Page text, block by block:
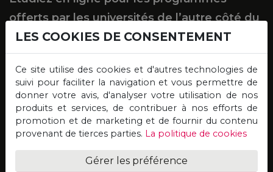
offerts par les universités de l’autre côté du
globe et obtenez des diplômes de valeur,
de crédibilité et de reconnaissance égales !
01
Remplissez le formulaire de
demande de bourse d’études
Remplissez le formulaire et un conseiller
LES COOKIES DE CONSENTEMENT
Ce site utilise des cookies et d'autres technologies de
suivi pour faciliter la navigation et vous permettre de
donner votre avis, d'analyser votre utilisation de nos
produits et services, de contribuer à nos efforts de
promotion et de marketing et de fournir du contenu
provenant de tierces parties. La politique de cookies
Gérer les préférence